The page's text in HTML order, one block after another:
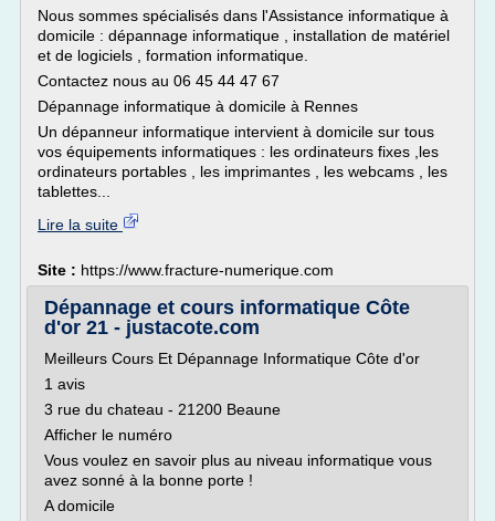
Nous sommes spécialisés dans l'Assistance informatique à
domicile : dépannage informatique , installation de matériel
et de logiciels , formation informatique.
Contactez nous au 06 45 44 47 67
Dépannage informatique à domicile à Rennes
Un dépanneur informatique intervient à domicile sur tous
vos équipements informatiques : les ordinateurs fixes ,les
ordinateurs portables , les imprimantes , les webcams , les
tablettes...
Lire la suite
Site : https://www.fracture-numerique.com
Dépannage et cours informatique Côte
d'or 21 - justacote.com
Meilleurs Cours Et Dépannage Informatique Côte d'or
1 avis
3 rue du chateau - 21200 Beaune
Afficher le numéro
Vous voulez en savoir plus au niveau informatique vous
avez sonné à la bonne porte !
A domicile